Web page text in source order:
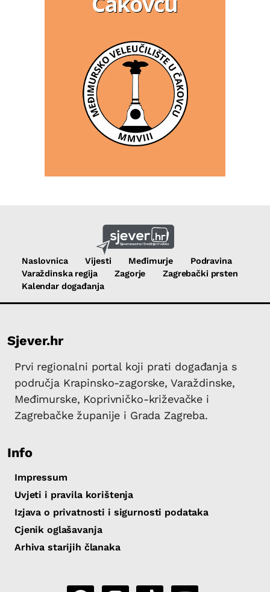
Naslovnica Vijesti Međimurje
Podravina
Varaždinska regija
Zagorje
Zagrebački prsten
Kalendar događanja
Sjever.hr
Prvi regionalni portal koji prati događanja s
područja Krapinsko-zagorske, Varaždinske,
Međimurske, Koprivničko-križevačke i
Zagrebačke županije i Grada Zagreba.
Info
Impressum
Uvjeti i pravila korištenja
Izjava o privatnosti i sigurnosti podataka
Cjenik oglašavanja
Arhiva starijih članaka